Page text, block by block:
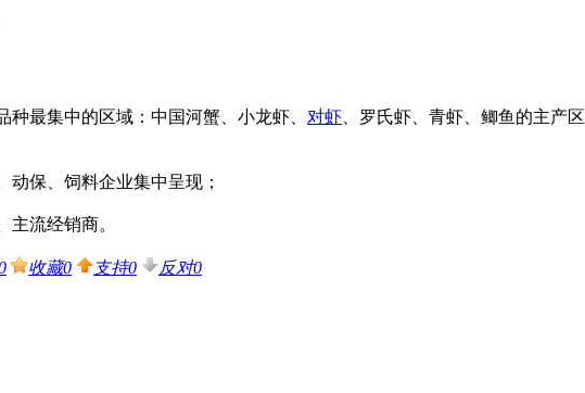
种最集中的区域：中国河蟹、小龙虾、 对虾 、罗氏虾、青虾、鲫鱼的主产
动保、饲料企业集中呈现；
主流经销商。
收藏0 支持0 反对0